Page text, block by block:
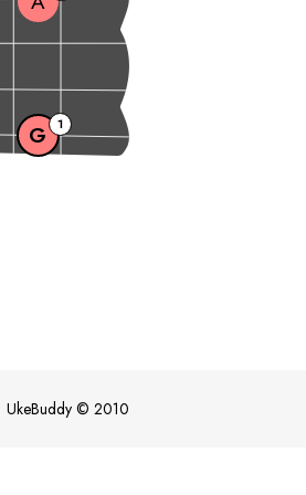
G 1
UkeBuddy © 2010